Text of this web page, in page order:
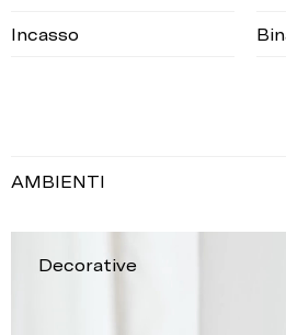
Incasso
AMBIENTI
Decorative